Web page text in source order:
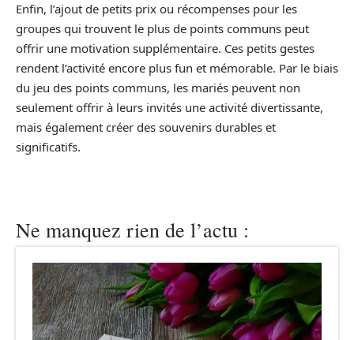
Enfin, l’ajout de petits prix ou récompenses pour les
groupes qui trouvent le plus de points communs peut
offrir une motivation supplémentaire. Ces petits gestes
rendent l’activité encore plus fun et mémorable. Par le biais
du jeu des points communs, les mariés peuvent non
seulement offrir à leurs invités une activité divertissante,
mais également créer des souvenirs durables et
significatifs.
Ne manquez rien de l’actu :